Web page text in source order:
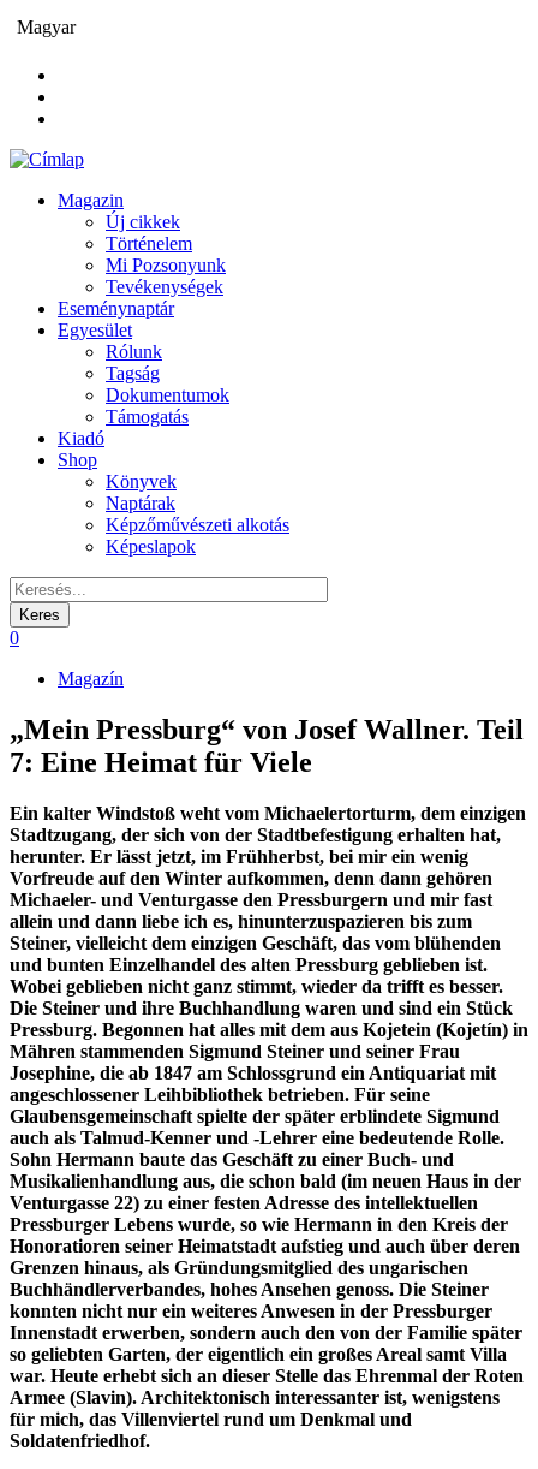
Ugrás
Magyar
navigation
Magazin
Új cikkek
Történelem
Mi Pozsonyunk
Tevékenységek
Eseménynaptár
Egyesület
Rólunk
Tagság
Dokumentumok
Támogatás
Kiadó
Shop
Könyvek
Naptárak
Képzőművészeti alkotás
Képeslapok
0
Magazín
„Mein Pressburg“ von Josef Wallner. Teil
7: Eine Heimat für Viele
Ein kalter Windstoß weht vom Michaelertorturm, dem einzigen
Stadtzugang, der sich von der Stadtbefestigung erhalten hat,
herunter. Er lässt jetzt, im Frühherbst, bei mir ein wenig
Vorfreude auf den Winter aufkommen, denn dann gehören
Michaeler- und Venturgasse den Pressburgern und mir fast
allein und dann liebe ich es, hinunterzuspazieren bis zum
Steiner, vielleicht dem einzigen Geschäft, das vom blühenden
und bunten Einzelhandel des alten Pressburg geblieben ist.
Wobei geblieben nicht ganz stimmt, wieder da trifft es besser.
Die Steiner und ihre Buchhandlung waren und sind ein Stück
Pressburg. Begonnen hat alles mit dem aus Kojetein (Kojetín) in
Mähren stammenden Sigmund Steiner und seiner Frau
Josephine, die ab 1847 am Schlossgrund ein Antiquariat mit
angeschlossener Leihbibliothek betrieben. Für seine
Glaubensgemeinschaft spielte der später erblindete Sigmund
auch als Talmud-Kenner und -Lehrer eine bedeutende Rolle.
Sohn Hermann baute das Geschäft zu einer Buch- und
Musikalienhandlung aus, die schon bald (im neuen Haus in der
Venturgasse 22) zu einer festen Adresse des intellektuellen
Pressburger Lebens wurde, so wie Hermann in den Kreis der
Honoratioren seiner Heimatstadt aufstieg und auch über deren
Grenzen hinaus, als Gründungsmitglied des ungarischen
Buchhändlerverbandes, hohes Ansehen genoss. Die Steiner
konnten nicht nur ein weiteres Anwesen in der Pressburger
Innenstadt erwerben, sondern auch den von der Familie später
so geliebten Garten, der eigentlich ein großes Areal samt Villa
war. Heute erhebt sich an dieser Stelle das Ehrenmal der Roten
Armee (Slavin). Architektonisch interessanter ist, wenigstens
für mich, das Villenviertel rund um Denkmal und
Soldatenfriedhof.